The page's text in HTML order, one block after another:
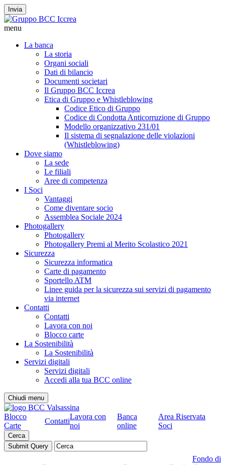
Invia
menu
La banca
La storia
Organi sociali
Dati di bilancio
Documenti societari
Il Gruppo BCC Iccrea
Etica di Gruppo e Whistleblowing
Codice Etico di Gruppo
Codice di Condotta Anticorruzione di Gruppo
Modello organizzativo 231/01
Il sistema di segnalazione delle violazioni
(Whistleblowing)
Dove siamo
La sede
Le filiali
Aree di competenza
I Soci
Vantaggi
Come diventare socio
Assemblea Sociale 2024
Photogallery
Photogallery
Photogallery Premi al Merito Scolastico 2021
Sicurezza
Sicurezza informatica
Carte di pagamento
Sportello ATM
Linee guida per la sicurezza sui servizi di pagamento
via internet
Contatti
Contatti
Lavora con noi
Blocco carte
La Sostenibilità
La Sostenibilità
Servizi digitali
Servizi digitali
Accedi alla tua BCC online
Chiudi menu
Blocco
Carte
Contatti
Lavora con
noi
Banca
online
Area Riservata
Soci
Cerca
Fondo di